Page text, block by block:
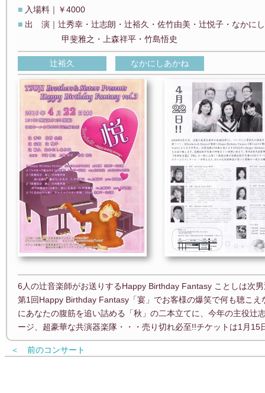
■ 入場料｜￥4000
■ 出 演｜辻秀幸・辻志朗・辻裕久・佐竹由美・辻悦子・なかに
甲斐雅之・上森祥平・竹島悟史
辻裕久 なかにしあかね
6人の辻音楽師がお送りするHappy Birthday Fantasy ことしは次
第1回Happy Birthday Fantasy「宴」でお客様の爆笑で何も聴こ
にあなたの腹筋を追い詰める「秋」の二本立てに、今年の主役辻
ージ、超豪華な共演器楽隊・・・売り切れ必至!!チケットは1月15
＜ 前のコンサート